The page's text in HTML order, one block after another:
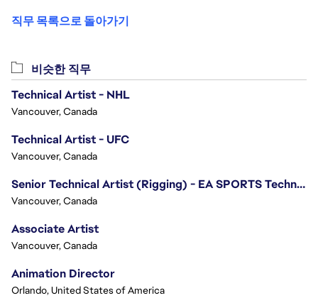
직무 목록으로 돌아가기
비슷한 직무
Technical Artist - NHL
Vancouver, Canada
Technical Artist - UFC
Vancouver, Canada
Senior Technical Artist (Rigging) - EA SPORTS Technology
Vancouver, Canada
Associate Artist
Vancouver, Canada
Animation Director
Orlando, United States of America